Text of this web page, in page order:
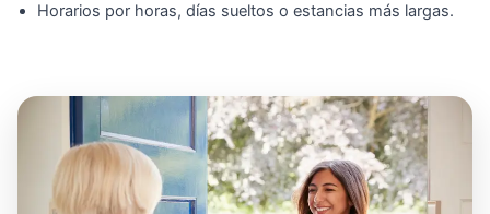
Horarios por horas, días sueltos o estancias más largas.